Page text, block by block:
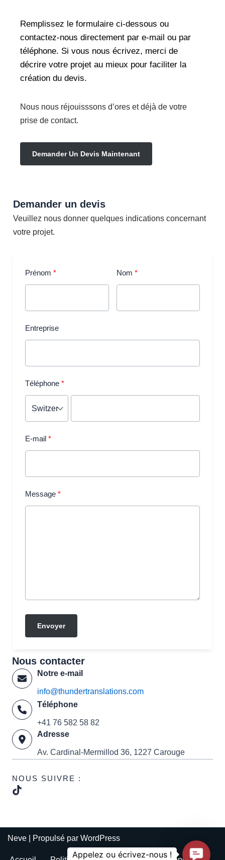
Remplissez le formulaire ci-dessous ou
contactez-nous directement par e-mail ou par
téléphone. Si vous nous écrivez, merci de
décrire votre projet au mieux pour faciliter la
création du devis.
Nous nous réjouisssons d’ores et déjà de votre
prise de contact.
Demander Un Devis Maintenant
Demander un devis
Veuillez nous donner quelques indications concernant
votre projet.
Prénom Nom
Entreprise
Téléphone
E-mail
Message
Envoyer
Nous contacter
Notre e-mail
info@thundertranslations.com
Téléphone
+41 76 582 58 82
Adresse
Av. Cardinal-Mermillod 36, 1227 Carouge
NOUS SUIVRE :
Neve | Propulsé par WordPress